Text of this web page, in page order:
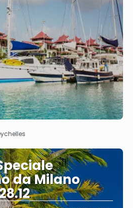
Vedere
da Milano